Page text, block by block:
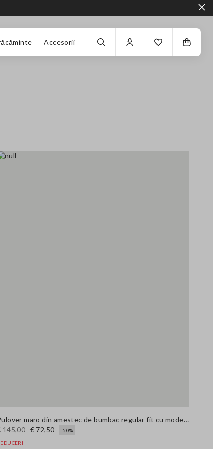
Accesorii
Pulover maro din amestec de bumbac regular fit cu model în carouri
145,00 € 72,50 -50%